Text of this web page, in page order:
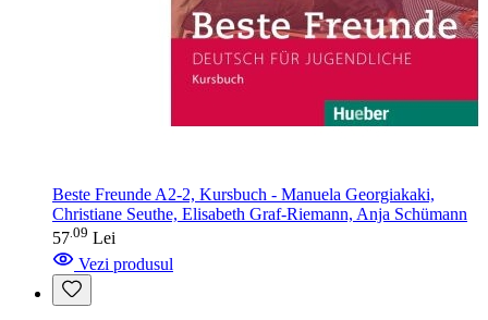
Beste Freunde A2-2, Kursbuch - Manuela Georgiakaki,
Christiane Seuthe, Elisabeth Graf-Riemann, Anja Schümann
57 09 Lei
Vezi produsul